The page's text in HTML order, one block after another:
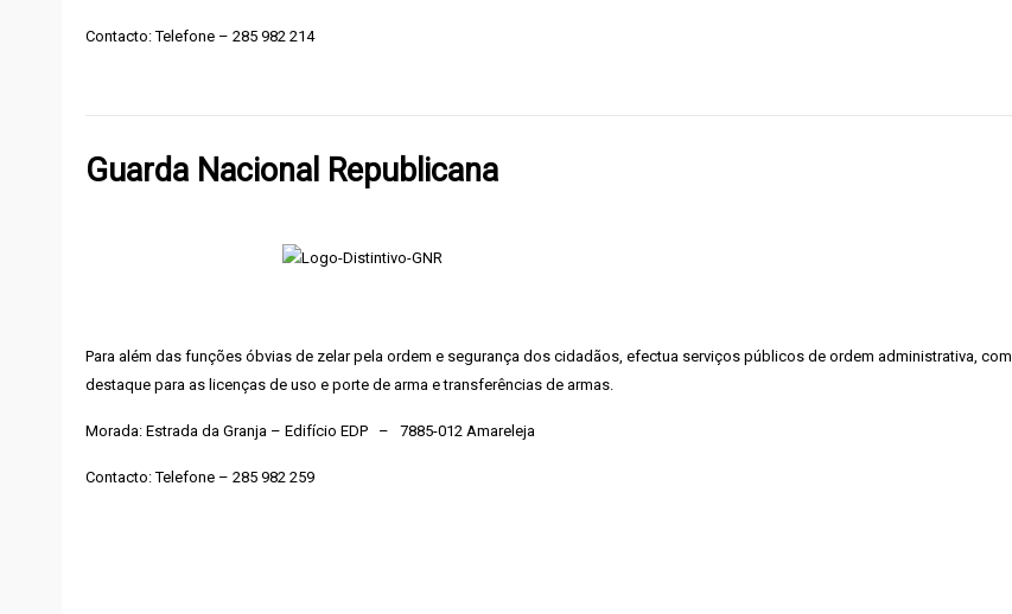
Contacto: Telefone – 285 982 214
Guarda Nacional Republicana
Para além das funções óbvias de zelar pela ordem e segurança dos cidadãos, efectua serviços públicos de ordem administrativa, com
destaque para as licenças de uso e porte de arma e transferências de armas.
Morada: Estrada da Granja – Edifício EDP – 7885-012 Amareleja
Contacto: Telefone – 285 982 259